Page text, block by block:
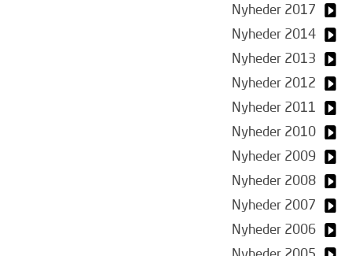
Nyheder 2017
Nyheder 2014
Nyheder 2013
Nyheder 2012
Nyheder 2011
Nyheder 2010
Nyheder 2009
Nyheder 2008
Nyheder 2007
Nyheder 2006